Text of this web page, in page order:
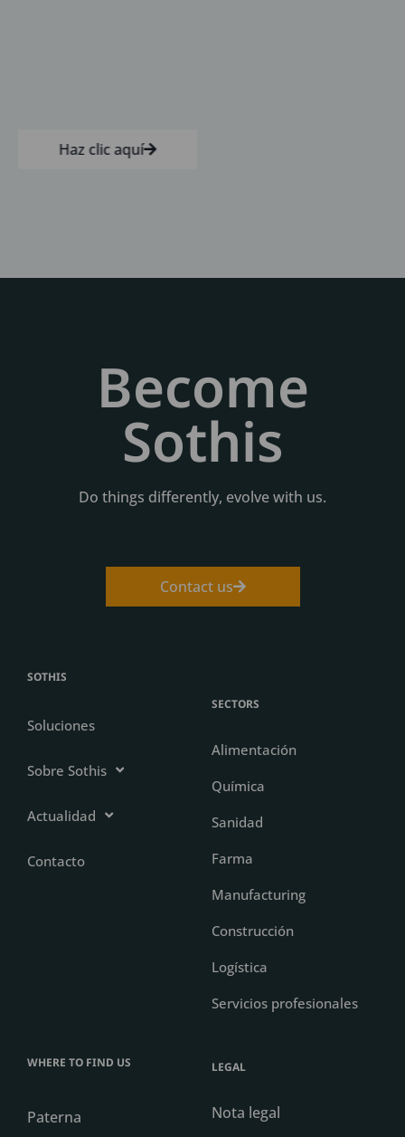
Haz clic aquí
Become
Sothis
Do things differently, evolve with us.
Contact us
SOTHIS
Soluciones
Sobre Sothis
Actualidad
Contacto
SECTORS
Alimentación
Química
Sanidad
Farma
Manufacturing
Construcción
Logística
Servicios profesionales
WHERE TO FIND US
Paterna
LEGAL
Nota legal